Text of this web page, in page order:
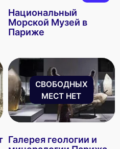
Национальный
Морской Музей в
Париже
СВОБОДНЫХ
МЕСТ НЕТ
Галерея геологии и